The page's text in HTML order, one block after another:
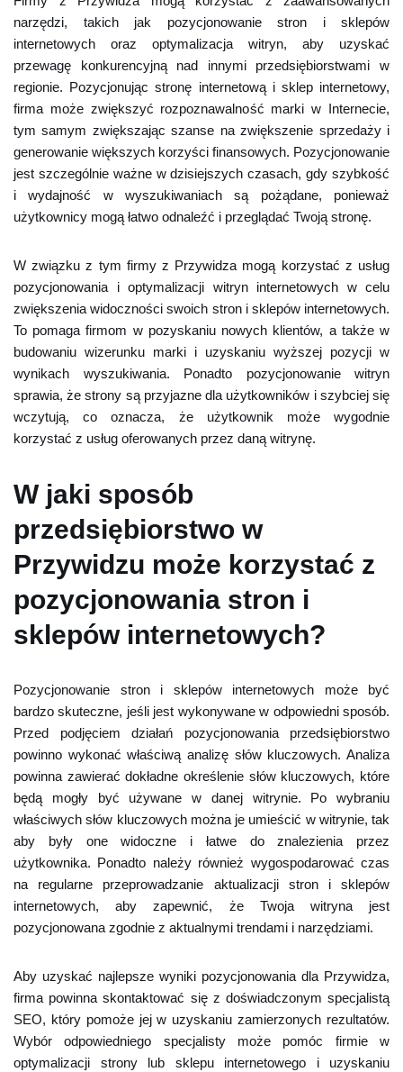
narzędzi, takich jak pozycjonowanie stron i sklepów
internetowych oraz optymalizacja witryn, aby uzyskać
przewagę konkurencyjną nad innymi przedsiębiorstwami w
regionie. Pozycjonując stronę internetową i sklep internetowy,
firma może zwiększyć rozpoznawalność marki w Internecie,
tym samym zwiększając szanse na zwiększenie sprzedaży i
generowanie większych korzyści finansowych. Pozycjonowanie
jest szczególnie ważne w dzisiejszych czasach, gdy szybkość
i wydajność w wyszukiwaniach są pożądane, ponieważ
użytkownicy mogą łatwo odnaleźć i przeglądać Twoją stronę.
W związku z tym firmy z Przywidza mogą korzystać z usług
pozycjonowania i optymalizacji witryn internetowych w celu
zwiększenia widoczności swoich stron i sklepów internetowych.
To pomaga firmom w pozyskaniu nowych klientów, a także w
budowaniu wizerunku marki i uzyskaniu wyższej pozycji w
wynikach wyszukiwania. Ponadto pozycjonowanie witryn
sprawia, że strony są przyjazne dla użytkowników i szybciej się
wczytują, co oznacza, że użytkownik może wygodnie
korzystać z usług oferowanych przez daną witrynę.
W jaki sposób
przedsiębiorstwo w
Przywidzu może korzystać z
pozycjonowania stron i
sklepów internetowych?
Pozycjonowanie stron i sklepów internetowych może być
bardzo skuteczne, jeśli jest wykonywane w odpowiedni sposób.
Przed podjęciem działań pozycjonowania przedsiębiorstwo
powinno wykonać właściwą analizę słów kluczowych. Analiza
powinna zawierać dokładne określenie słów kluczowych, które
będą mogły być używane w danej witrynie. Po wybraniu
właściwych słów kluczowych można je umieścić w witrynie, tak
aby były one widoczne i łatwe do znalezienia przez
użytkownika. Ponadto należy również wygospodarować czas
na regularne przeprowadzanie aktualizacji stron i sklepów
internetowych, aby zapewnić, że Twoja witryna jest
pozycjonowana zgodnie z aktualnymi trendami i narzędziami.
Aby uzyskać najlepsze wyniki pozycjonowania dla Przywidza,
firma powinna skontaktować się z doświadczonym specjalistą
SEO, który pomoże jej w uzyskaniu zamierzonych rezultatów.
Wybór odpowiedniego specjalisty może pomóc firmie w
optymalizacji strony lub sklepu internetowego i uzyskaniu